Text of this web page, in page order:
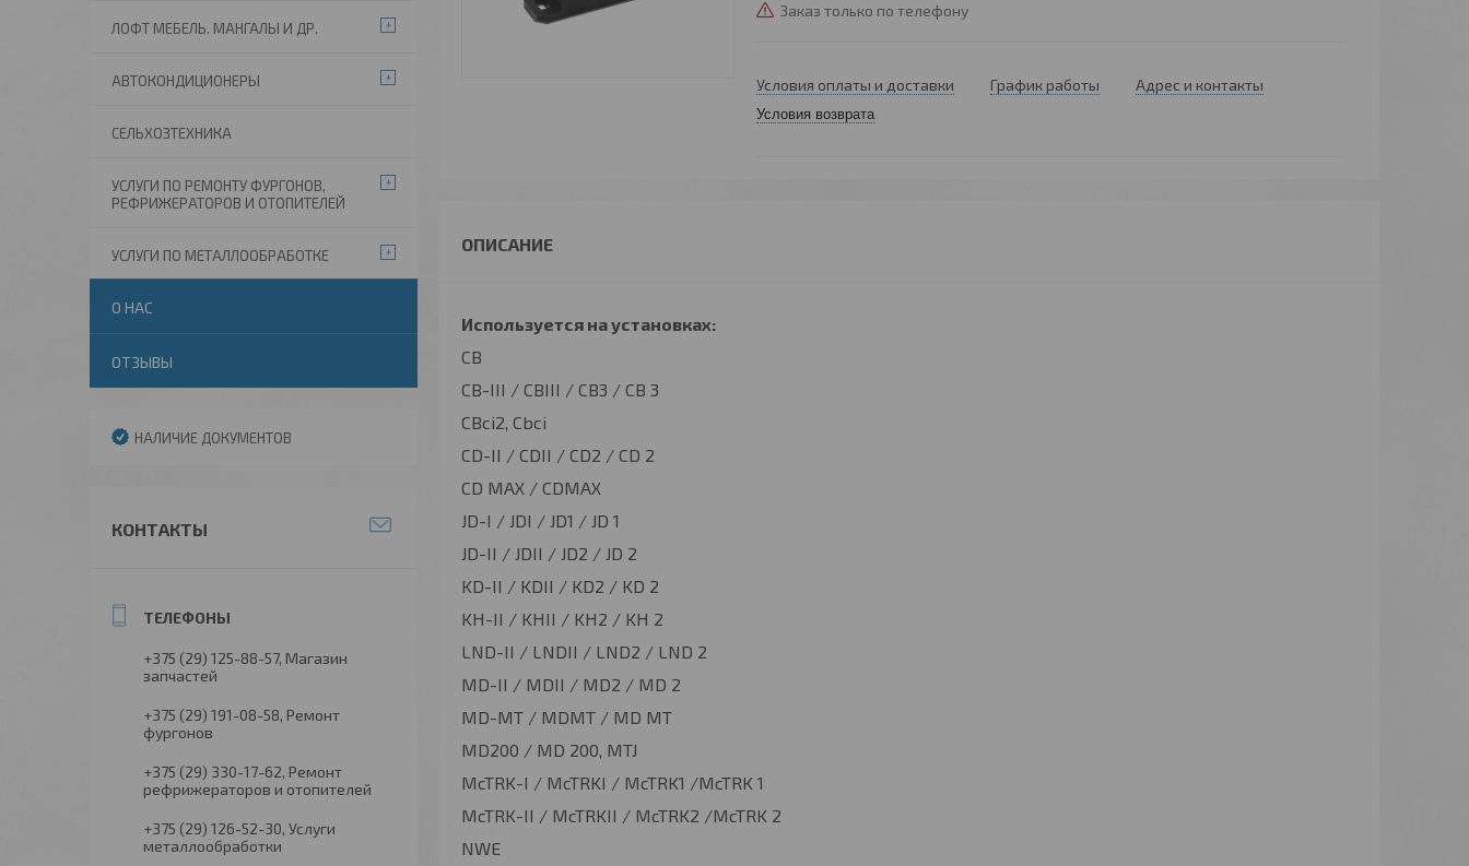
Заказ только по телефону
Условия оплаты и доставки График работы Адрес и контакты
Условия возврата
Используется на установках:
CB
CB-III / CBIII / CB3 / CB 3
CBci2, Cbci
CD-II / CDII / CD2 / CD 2
CD MAX / CDMAX
JD-I / JDI / JD1 / JD 1
JD-II / JDII / JD2 / JD 2
KD-II / KDII / KD2 / KD 2
KH-II / KHII / KH2 / KH 2
LND-II / LNDII / LND2 / LND 2
MD-II / MDII / MD2 / MD 2
MD-MT / MDMT / MD MT
MD200 / MD 200, MTJ
McTRK-I / McTRKI / McTRK1 /McTRK 1
McTRK-II / McTRKII / McTRK2 /McTRK 2
NWE
ЛОФТ МЕБЕЛЬ. МАНГАЛЫ И ДР.
АВТОКОНДИЦИОНЕРЫ
СЕЛЬХОЗТЕХНИКА
УСЛУГИ ПО РЕМОНТУ ФУРГОНОВ,
РЕФРИЖЕРАТОРОВ И ОТОПИТЕЛЕЙ
УСЛУГИ ПО МЕТАЛЛООБРАБОТКЕ
О НАС
ОТЗЫВЫ
НАЛИЧИЕ ДОКУМЕНТОВ
КОНТАКТЫ
+375 (29) 125-88-57 Магазин
запчастей
+375 (29) 191-08-58 Ремонт
фургонов
+375 (29) 330-17-62 Ремонт
рефрижераторов и отопителей
+375 (29) 126-52-30 Услуги
металлообработки